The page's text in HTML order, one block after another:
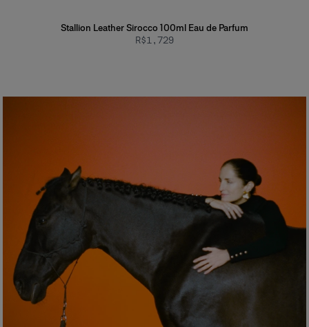
Stallion Leather Sirocco 100ml Eau de Parfum
R$1,729